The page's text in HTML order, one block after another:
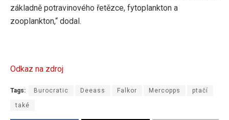
základně potravinového řetězce, fytoplankton a
zooplankton,“ dodal.
Odkaz na zdroj
Tags: Burocratic Deeass Falkor Mercopps ptačí
také